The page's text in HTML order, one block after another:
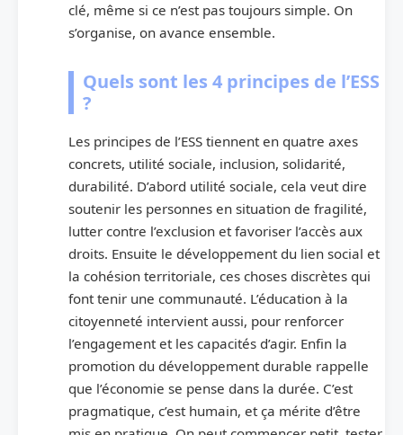
clé, même si ce n’est pas toujours simple. On
s’organise, on avance ensemble.
Quels sont les 4 principes de l’ESS
?
Les principes de l’ESS tiennent en quatre axes
concrets, utilité sociale, inclusion, solidarité,
durabilité. D’abord utilité sociale, cela veut dire
soutenir les personnes en situation de fragilité,
lutter contre l’exclusion et favoriser l’accès aux
droits. Ensuite le développement du lien social et
la cohésion territoriale, ces choses discrètes qui
font tenir une communauté. L’éducation à la
citoyenneté intervient aussi, pour renforcer
l’engagement et les capacités d’agir. Enfin la
promotion du développement durable rappelle
que l’économie se pense dans la durée. C’est
pragmatique, c’est humain, et ça mérite d’être